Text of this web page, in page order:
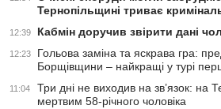
Тернопільщині триває
12:39 Кабмін доручив звірити дані
12:23
Гольова заміна та яскрава гра:
Борщівщини – найкращі у турі
11:04
Три дні не виходив на зв’язок: на
мертвим 58-річного чоловіка